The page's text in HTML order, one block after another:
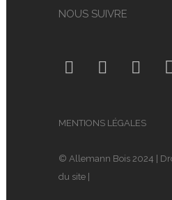
NOUS SUIVRE
MENTIONS LÉGALES
© Allemann Bois 2024 |
du site |